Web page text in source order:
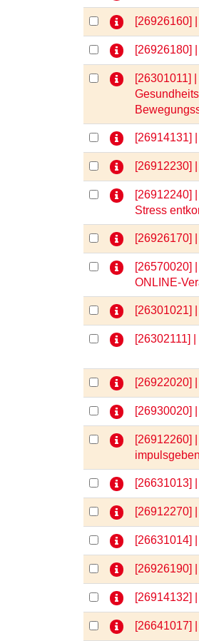
[26926160]
[26926180]
[26301011]
[26914131]
[26912230]
[26912240]
Stress
[26926170]
[26570020]
ONLINE-
[26301021]
[26302111]
[26922020]
[26930020]
[26912260]
[26631013]
[26912270]
[26631014]
[26926190]
[26914132]
[26641017]